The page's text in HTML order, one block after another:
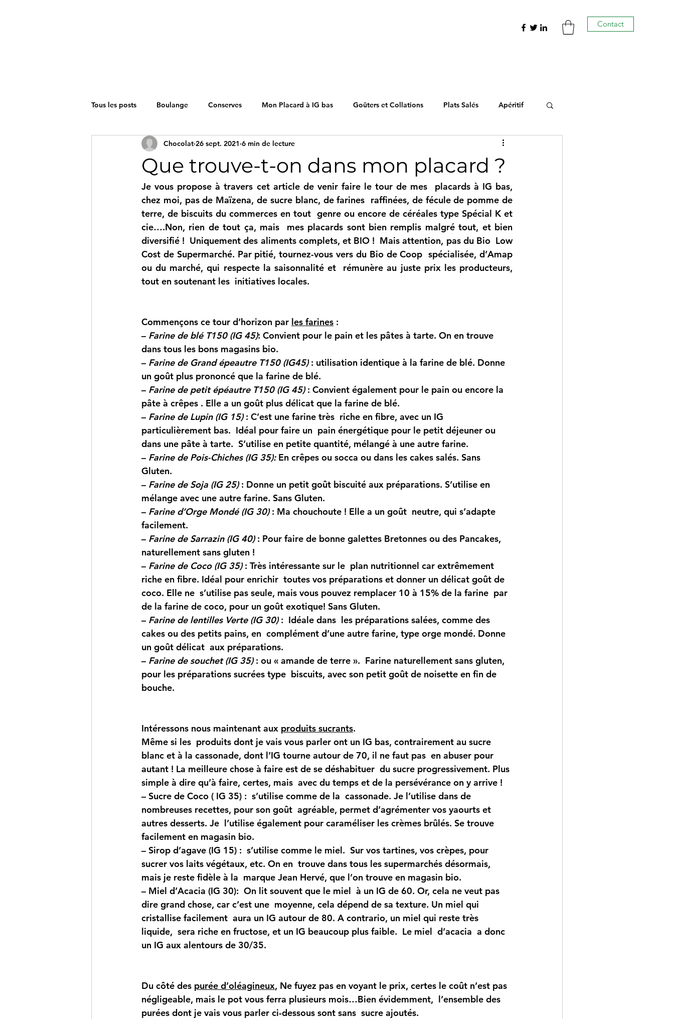
Contact
Tous les posts Boulange Conserves Mon Placard à IG bas Goûters et Collations Plats Salés Apéritif
Petit Déjeuner Boissons Desserts Sauces et Condiments
Que trouve-t-on dans mon placard ?
Chocolat 26 sept. 2021 6 min de lecture
Je vous propose à travers cet article de venir faire le tour de mes  placards à IG bas,
chez moi, pas de Maïzena, de sucre blanc, de farines  raffinées, de fécule de pomme de
terre, de biscuits du commerces en tout  genre ou encore de céréales type Spécial K et
cie….Non, rien de tout ça, mais  mes placards sont bien remplis malgré tout, et bien
diversifié !  Uniquement des aliments complets, et BIO !  Mais attention, pas du Bio  Low
Cost de Supermarché. Par pitié, tournez-vous vers du Bio de Coop  spécialisée, d’Amap
ou du marché, qui respecte la saisonnalité et  rémunère au juste prix les producteurs,
tout en soutenant les  initiatives locales.
Commençons ce tour d’horizon par les farines :
– Farine de blé T150 (IG 45): Convient pour le pain et les pâtes à tarte. On en trouve
dans tous les bons magasins bio.
– Farine de Grand épeautre T150 (IG45) : utilisation identique à la farine de blé. Donne
un goût plus prononcé que la farine de blé.
– Farine de petit épéautre T150 (IG 45) : Convient également pour le pain ou encore la
pâte à crêpes . Elle a un goût plus délicat que la farine de blé.
– Farine de Lupin (IG 15) : C’est une farine très  riche en fibre, avec un IG
particulièrement bas.  Idéal pour faire un  pain énergétique pour le petit déjeuner ou
dans une pâte à tarte.  S’utilise en petite quantité, mélangé à une autre farine.
– Farine de Pois-Chiches (IG 35): En crêpes ou socca ou dans les cakes salés. Sans
Gluten.
– Farine de Soja (IG 25) : Donne un petit goût biscuité aux préparations. S’utilise en
mélange avec une autre farine. Sans Gluten.
– Farine d’Orge Mondé (IG 30) : Ma chouchoute ! Elle a un goût  neutre, qui s’adapte
facilement.
– Farine de Sarrazin (IG 40) : Pour faire de bonne galettes Bretonnes ou des Pancakes,
naturellement sans gluten !
– Farine de Coco (IG 35) : Très intéressante sur le  plan nutritionnel car extrêmement
riche en fibre. Idéal pour enrichir  toutes vos préparations et donner un délicat goût de
coco. Elle ne  s’utilise pas seule, mais vous pouvez remplacer 10 à 15% de la farine  par
de la farine de coco, pour un goût exotique! Sans Gluten.
– Farine de lentilles Verte (IG 30) :  Idéale dans  les préparations salées, comme des
cakes ou des petits pains, en  complément d’une autre farine, type orge mondé. Donne
un goût délicat  aux préparations.
– Farine de souchet (IG 35) : ou « amande de terre ».  Farine naturellement sans gluten,
pour les préparations sucrées type  biscuits, avec son petit goût de noisette en fin de
bouche.
Intéressons nous maintenant aux produits sucrants.
Même si les  produits dont je vais vous parler ont un IG bas, contrairement au sucre
blanc et à la cassonade, dont l’IG tourne autour de 70, il ne faut pas  en abuser pour
autant ! La meilleure chose à faire est de se déshabituer  du sucre progressivement. Plus
simple à dire qu’à faire, certes, mais  avec du temps et de la persévérance on y arrive !
– Sucre de Coco ( IG 35) :  s’utilise comme de la  cassonade. Je l’utilise dans de
nombreuses recettes, pour son goût  agréable, permet d’agrémenter vos yaourts et
autres desserts. Je  l’utilise également pour caraméliser les crèmes brûlés. Se trouve
facilement en magasin bio.
– Sirop d’agave (IG 15) :  s’utilise comme le miel.  Sur vos tartines, vos crèpes, pour
sucrer vos laits végétaux, etc. On en  trouve dans tous les supermarchés désormais,
mais je reste fidèle à la  marque Jean Hervé, que l’on trouve en magasin bio.
– Miel d’Acacia (IG 30):  On lit souvent que le miel  à un IG de 60. Or, cela ne veut pas
dire grand chose, car c’est une  moyenne, cela dépend de sa texture. Un miel qui
cristallise facilement  aura un IG autour de 80. A contrario, un miel qui reste très
liquide,  sera riche en fructose, et un IG beaucoup plus faible.  Le miel  d’acacia  a donc
un IG aux alentours de 30/35.
Du côté des purée d’oléagineux, Ne fuyez pas en voyant le prix, certes le coût n’est pas
négligeable, mais le pot vous ferra plusieurs mois…Bien évidemment,  l’ensemble des
purées dont je vais vous parler ci-dessous sont sans  sucre ajoutés.